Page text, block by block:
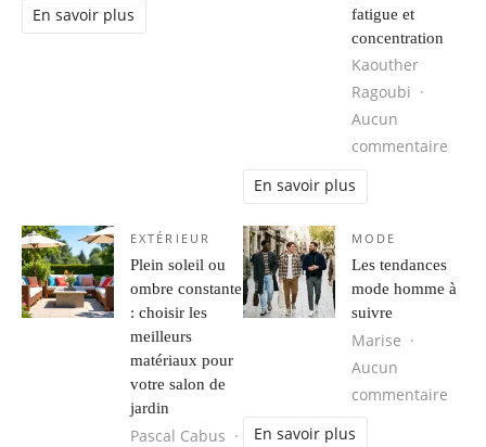
En savoir plus
fatigue et
concentration
Kaouther
Ragoubi
Aucun
commentaire
En savoir plus
EXTÉRIEUR
Plein soleil ou
ombre constante
: choisir les
meilleurs
matériaux pour
votre salon de
jardin
Pascal Cabus
MODE
Les tendances
mode homme à
suivre
Marise
Aucun
commentaire
En savoir plus